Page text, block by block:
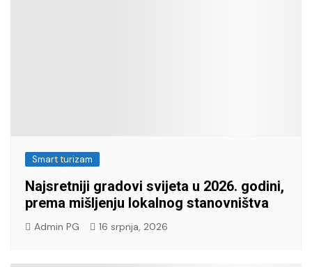
Smart turizam
Najsretniji gradovi svijeta u 2026. godini,
prema mišljenju lokalnog stanovništva
Admin PG 16 srpnja, 2026